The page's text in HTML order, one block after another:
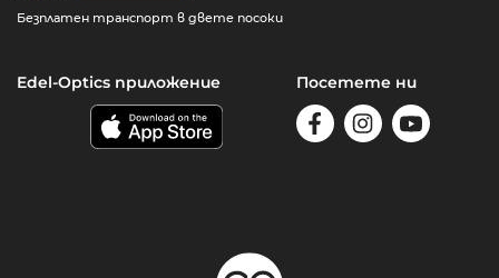
Безплатен транспорт в двете посоки
Edel-Optics приложение Посетете ни